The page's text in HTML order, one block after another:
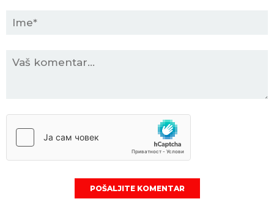
POŠALJITE KOMENTAR